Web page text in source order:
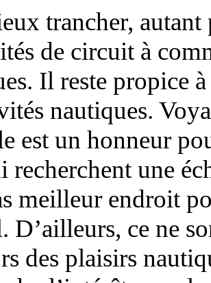
trancher, autant
de circuit à
Il reste propice
nautiques.
est un honneur
recherchent une
meilleur endroit
D’ailleurs, ce ne
des plaisirs